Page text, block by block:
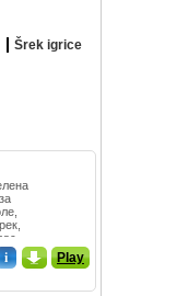
Šrek igrice
i _ Play